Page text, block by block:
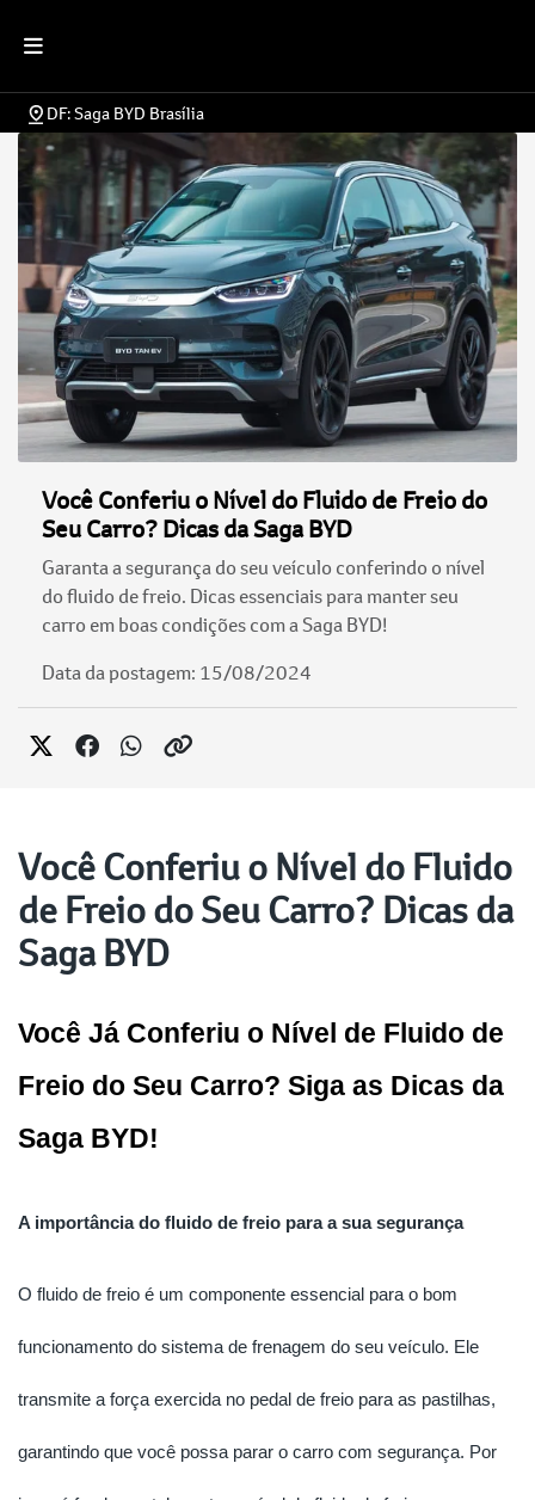
DF: Saga BYD Brasília
Você Conferiu o Nível do Fluido de Freio do
Seu Carro? Dicas da Saga BYD
Garanta a segurança do seu veículo conferindo o nível
do fluido de freio. Dicas essenciais para manter seu
carro em boas condições com a Saga BYD!
Data da postagem: 15/08/2024
Você Conferiu o Nível do Fluido
de Freio do Seu Carro? Dicas da
Saga BYD
Você Já Conferiu o Nível de Fluido de
Freio do Seu Carro? Siga as Dicas da
Saga BYD!
A importância do fluido de freio para a sua segurança
O fluido de freio é um componente essencial para o bom
funcionamento do sistema de frenagem do seu veículo. Ele
transmite a força exercida no pedal de freio para as pastilhas,
garantindo que você possa parar o carro com segurança. Por